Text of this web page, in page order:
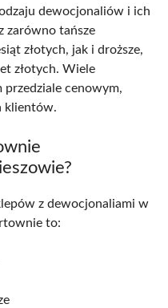
dewocjonaliów i ich
zarówno tańsze
złotych, jak i droższe,
złotych. Wiele
cenowym,
klientów.
z dewocjonaliami w
to: